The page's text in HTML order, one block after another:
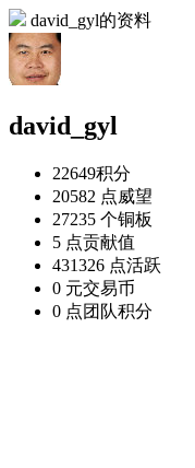
david_gyl的资料
david_gyl
22649积分
20582 点威望
27235 个铜板
5 点贡献值
431326 点活跃
0 元交易币
0 点团队积分